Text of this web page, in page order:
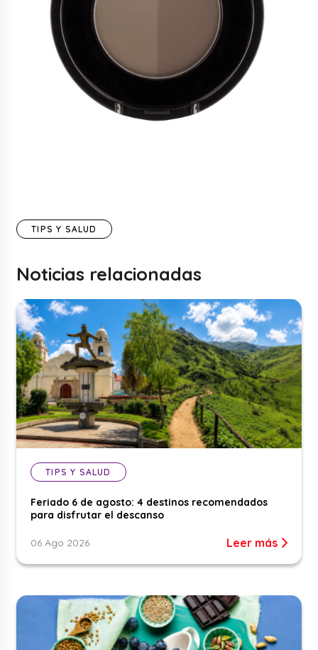
TIPS Y SALUD
Noticias relacionadas
TIPS Y SALUD
Feriado 6 de agosto: 4 destinos recomendados
para disfrutar el descanso
06 Ago 2026 Leer más